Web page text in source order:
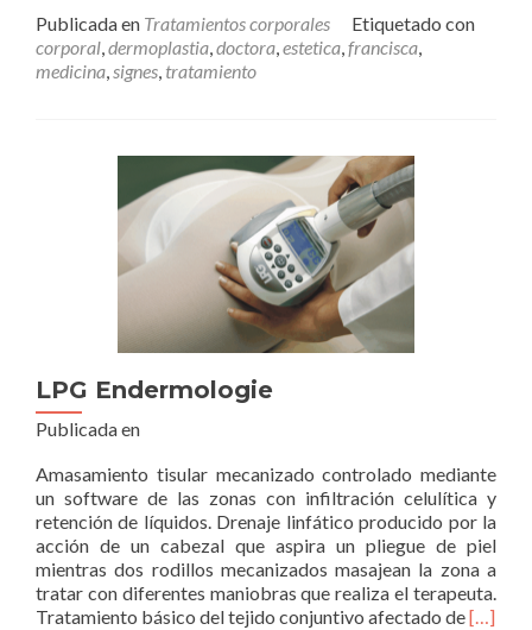
AWT
Publicada en Tratamientos corporales
Etiquetado con
corporal dermoplastia doctora estetica francisca
medicina signes tratamiento
LPG Endermologie
Publicada en
Amasamiento tisular mecanizado controlado mediante
un software de las zonas con infiltración celulítica y
retención de líquidos. Drenaje linfático producido por la
acción de un cabezal que aspira un pliegue de piel
mientras dos rodillos mecanizados masajean la zona a
tratar con diferentes maniobras que realiza el terapeuta.
Tratamiento básico del tejido conjuntivo afectado deLeer
[…]